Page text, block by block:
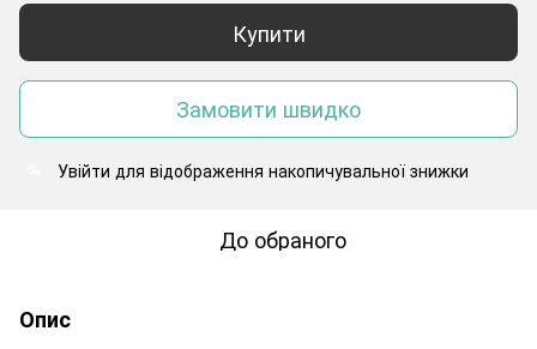
Купити
Замовити швидко
Увійти для відображення накопичувальної знижки
До обраного
Опис